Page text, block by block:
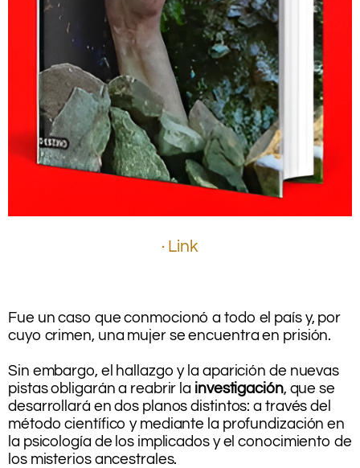
· Link
Fue un caso que conmocionó a todo el país y, por
cuyo crimen, una mujer se encuentra en prisión.
Sin embargo, el hallazgo y la aparición de nuevas
pistas obligarán a reabrir la investigación, que se
desarrollará en dos planos distintos: a través del
método científico y mediante la profundización en
la psicología de los implicados y el conocimiento de
los misterios ancestrales.